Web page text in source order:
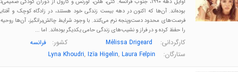
اوایل دهه ۱۹۹۰، جنوب فرانسه. کتی، هلن، لورنس و کارول از دوران کودکی
بوده‌اند. آن‌ها که اکنون در دهه بیست زندگی خود هستند، در زادگاه کوچک و
فرصت‌های محدود دست‌وپنجه نرم می‌کنند. با وجود شرایط چالش‌برانگیز، آن‌ها
را حفظ کرده و در فراز و نشیب‌های زندگی حامی یکدیگر بوده‌اند. اما ...
کارگردانی: Mélissa Drigeard کشور: فرانسه
ستارگان: Lyna Khoudri, Izïa Higelin, Laura Felpin